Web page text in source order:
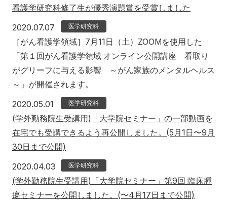
看護学研究科修了生が優秀演題賞を受賞しました
2020.07.07 2020年7月7日
医学研究科
［がん看護学領域］7月11日（土）ZOOMを使用した
「第１回がん看護学領域 オンライン公開講座 看取り
がグリーフに与える影響 ～がん家族のメンタルヘルス
～」が開催されます。
2020.05.01 2020年5月1日
医学研究科
(学外勤務院生受講用)「大学院セミナー」の一部動画を
在宅でも受講できるよう再公開しました。(5月1日〜9月
30日まで公開)
2020.04.03 2020年4月3日
医学研究科
(学外勤務院生受講用)「大学院セミナー」第9回 臨床腫
瘍セミナーを公開しました。(〜4月17日まで公開)